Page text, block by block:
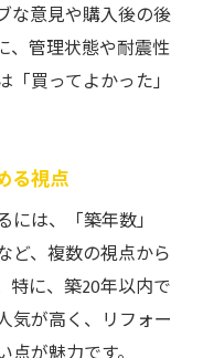
な意見や購入後の後
、管理状態や耐震性
買ってよかった」
る視点
は、「築年数」
ど、複数の視点から
特に、築20年以内で
気が高く、リフォー